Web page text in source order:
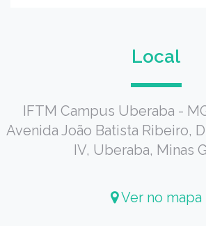
Local
IFTM Campus Uberaba -
Avenida João Batista Ribeiro,
IV, Uberaba, Minas
Ver no mapa